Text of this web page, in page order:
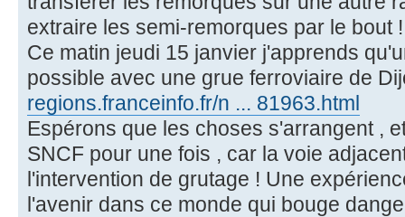
extraire les semi-remorques par le bout !
Ce matin jeudi 15 janvier j'apprends
possible avec une grue ferroviaire de
regions.franceinfo.fr/n ... 81963.html
Espérons que les choses s'arrangent ,
SNCF pour une fois , car la voie
l'intervention de grutage ! Une
l'avenir dans ce monde qui bouge